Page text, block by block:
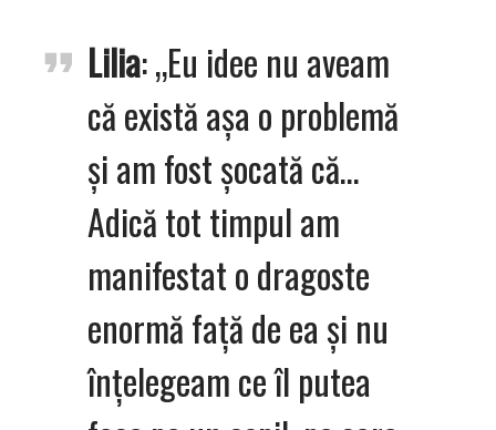
Lilia: „Eu idee nu aveam
că există așa o problemă
și am fost șocată că…
Adică tot timpul am
manifestat o dragoste
enormă față de ea și nu
înțelegeam ce îl putea